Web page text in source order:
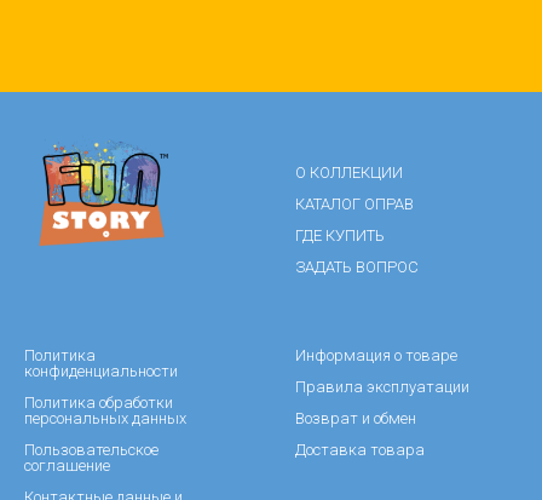
О КОЛЛЕКЦИИ
КАТАЛОГ ОПРАВ
ГДЕ КУПИТЬ
ЗАДАТЬ ВОПРОС
Политика
конфиденциальности
Политика обработки
персональных данных
Пользовательское
соглашение
Информация о товаре
Правила эксплуатации
Возврат и обмен
Доставка товара